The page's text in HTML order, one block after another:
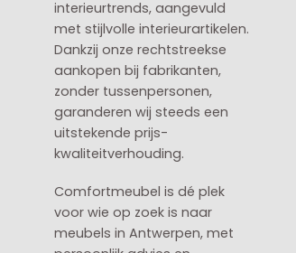
interieurtrends, aangevuld
met stijlvolle interieurartikelen.
Dankzij onze rechtstreekse
aankopen bij fabrikanten,
zonder tussenpersonen,
garanderen wij steeds een
uitstekende prijs-
kwaliteitverhouding.
Comfortmeubel is dé plek
voor wie op zoek is naar
meubels in Antwerpen, met